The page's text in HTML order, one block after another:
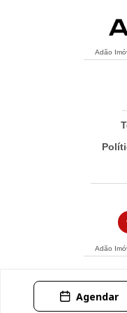
Agendar
Adão
Adão